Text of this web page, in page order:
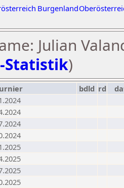
Burgenland
Julian
Statistik)
bdld rd